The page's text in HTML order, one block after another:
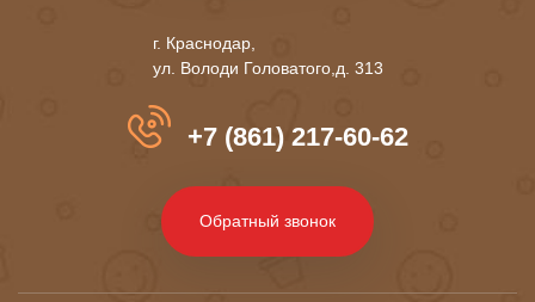
г. Краснодар,
ул. Володи Головатого,д. 313
+7 (861) 217-60-62
Обратный звонок